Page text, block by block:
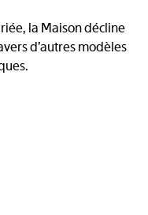
la Maison décline
d’autres modèles